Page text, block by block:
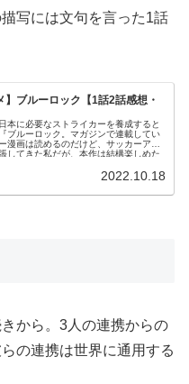
写には文句を言った1話
】ブルーロック【1話2話感想・
本に必要なストライカーを養成すると
ブルーロック。マガジンで連載してい
漫画は読めるのだけど、サッカーアニ
してきた私だが、本作は結構楽しめた
2022.10.18
から。3人の連携からの
の連携は世界に通用する